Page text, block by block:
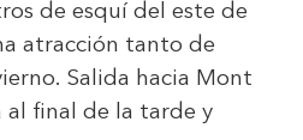
de esquí del este de
atracción tanto de
Salida hacia Mont
al final de la tarde y